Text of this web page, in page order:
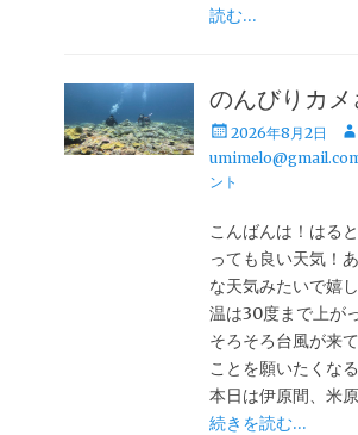
読む…
のんびりカメ
投
稿
日
2026年8月2日
投
稿
ント
こんばんは！はる
っても良い天気！
な天気みたいで嬉
温は30度まで上が
そろそろ台風が来
ことを願いたくな
本日は伊原間、米
続きを読む…